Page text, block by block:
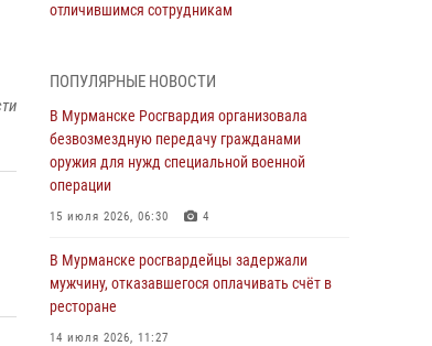
отличившимся сотрудникам
В Мурманске сотрудники Росгвардии
пресекли утренний дебош в баре на улице
Карла Маркса
04 августа 2026, 08:54
Морской отряд Северо - Западного округа
образования
03 августа 2026, 12:23 4
ПОПУЛЯРНЫЕ НОВОСТИ
В Мурманске Росгвардия организовала
безвозмездную передачу гражданами
оружия для нужд специальной военной
операции
15 июля 2026, 06:30 4
В Мурманске росгвардейцы задержали
мужчину, отказавшегося оплачивать счёт в
ресторане
14 июля 2026, 11:27